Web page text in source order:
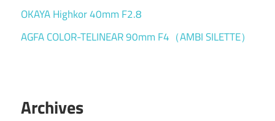
OKAYA Highkor 40mm F2.8
AGFA COLOR-TELINEAR 90mm F4（AMBI SILETTE）
Archives